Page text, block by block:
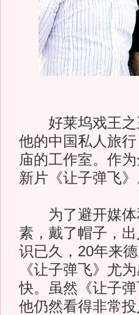
好莱坞戏王之
他的中国私人旅
庙的工作室。作
新片《让子弹飞》
为了避开媒体
素，戴了帽子，
识已久，20年来
《让子弹飞》尤
快。虽然《让子
他仍然看得非常